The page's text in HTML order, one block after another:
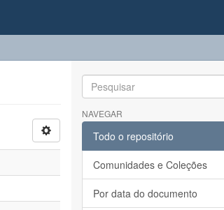
NAVEGAR
Todo o repositório
Comunidades e Coleções
Por data do documento